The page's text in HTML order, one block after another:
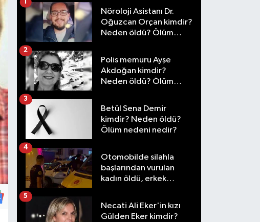
Nöroloji Asistanı Dr.
Oğuzcan Orçan kimdir?
Neden öldü? Ölüm
1
Polis memuru Ayşe
Akdoğan kimdir?
Neden öldü? Ölüm
2
Betül Sena Demir
kimdir? Neden öldü?
Ölüm nedeni nedir?
3
Otomobilde silahla
başlarından vurulan
kadın öldü, erkek
4
Necati Ali Eker'in kızı
Gülden Eker kimdir?
5